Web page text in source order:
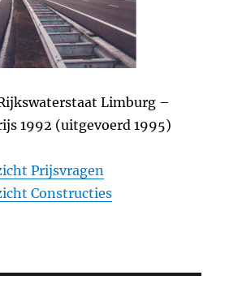
Limburg –
1992 (uitgevoerd 1995)
Prijsvragen
Constructies